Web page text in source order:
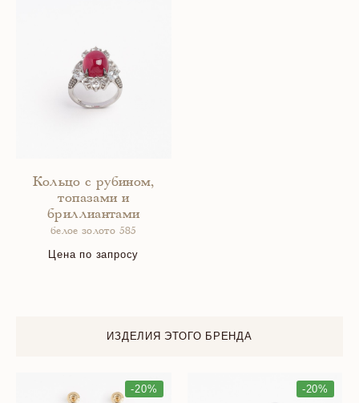
Кольцо с рубином,
топазами и
бриллиантами
белое золото 585
Цена по запросу
ИЗДЕЛИЯ ЭТОГО БРЕНДА
-20% -20%